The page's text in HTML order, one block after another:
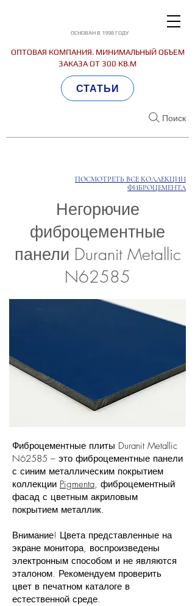
ОСНОВАН В 1998 ГОДУ
ОПТОВАЯ КОМПАНИЯ. МИНИМАЛЬНЫЙ ОБЪЕМ
ЗАКАЗА ОТ 300 КВ.М
Поиск
СТАТЬИ
ПОСМОТРЕТЬ ВСЕ КОЛЛЕКЦИИ
ФИБРОЦЕМЕНТА
Негорючие
фиброцементные
панели Duranit Metallic
N62585
Фиброцементные плиты Duranit Metallic
N62585 – это фиброцементные панели
с синим металлическим покрытием
коллекции Pigmenta, фиброцементный
фасад с цветным акриловым
покрытием металлик.
Внимание! Цвета представленные на
экране монитора, воспроизведены
электронным способом и не являются
эталоном. Рекомендуем проверить
цвет в печатном каталоге в
естественной среде.